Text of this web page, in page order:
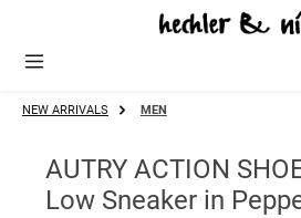
Zum Hauptinhalt springen
NEW ARRIVALS MEN
AUTRY ACTION
Low Sneaker in